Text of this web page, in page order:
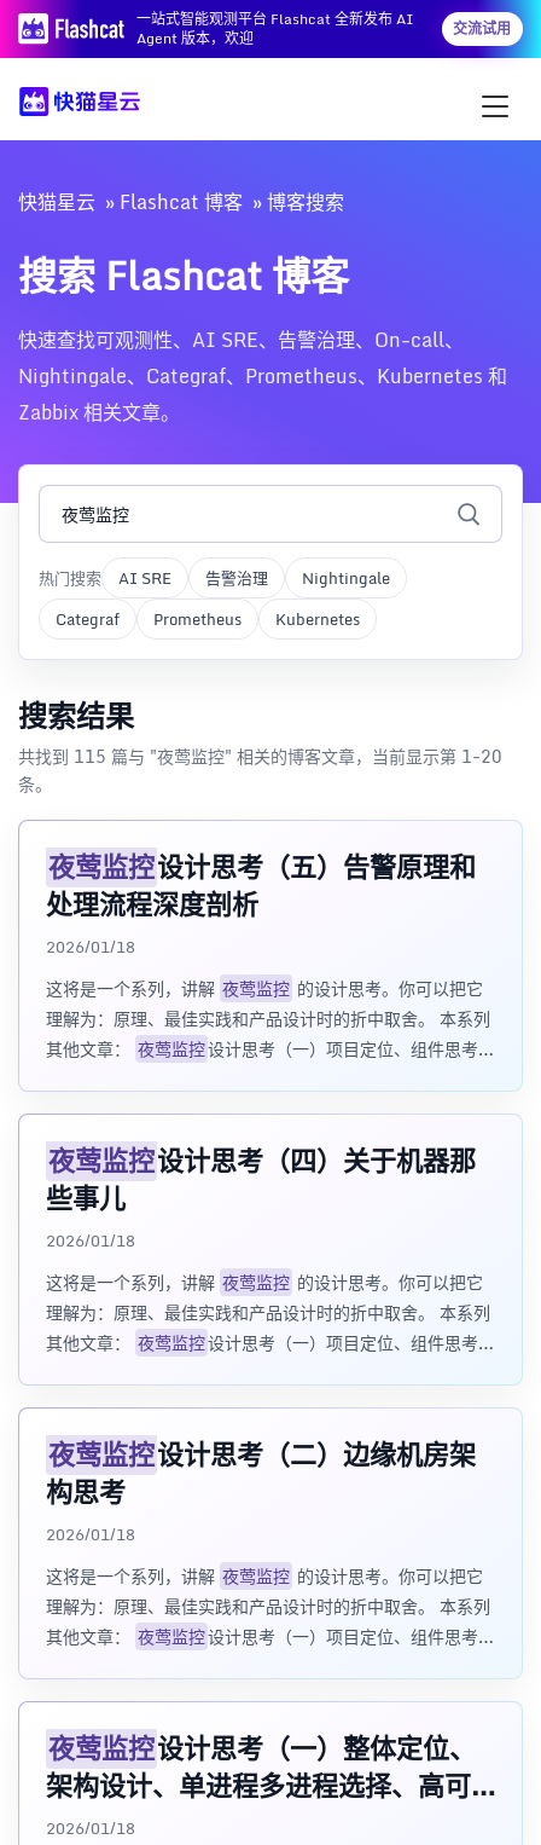
一站式智能观测平台 Flashcat 全新发布 AI
Agent 版本，欢迎
交流试用
快猫星云 Flashcat 博客 博客搜索
搜索 Flashcat 博客
快速查找可观测性、AI SRE、告警治理、On-call、
Nightingale、Categraf、Prometheus、Kubernetes 和
Zabbix 相关文章。
热门搜索 AI SRE 告警治理
Nightingale
Categraf
Prometheus Kubernetes
搜索结果
共找到 115 篇与 "夜莺监控" 相关的博客文章，当前显示第 1-20
条。
夜莺监控设计思考（五）告警原理和
处理流程深度剖析
2026/01/18
这将是一个系列，讲解 夜莺监控 的设计思考。你可以把它
理解为：原理、最佳实践和产品设计时的折中取舍。 本系列
其他文章： 夜莺监控设计思考（一）项目定位、组件思考、
夜莺监控设计思考（四）关于机器那
些事儿
2026/01/18
这将是一个系列，讲解 夜莺监控 的设计思考。你可以把它
理解为：原理、最佳实践和产品设计时的折中取舍。 本系列
其他文章： 夜莺监控设计思考（一）项目定位、组件思考、
夜莺监控设计思考（二）边缘机房架
构思考
2026/01/18
这将是一个系列，讲解 夜莺监控 的设计思考。你可以把它
理解为：原理、最佳实践和产品设计时的折中取舍。 本系列
其他文章： 夜莺监控设计思考（一）项目定位、组件思考、
夜莺监控设计思考（一）整体定位、
架构设计、单进程多进程选择、高可
用设计
2026/01/18